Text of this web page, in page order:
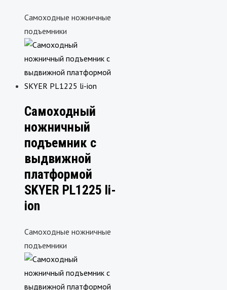
Самоходные ножничные
подъемники
Самоходный
ножничный
подъемник с
выдвижной
платформой
SKYER PL1225 li-
ion
Самоходные ножничные
подъемники